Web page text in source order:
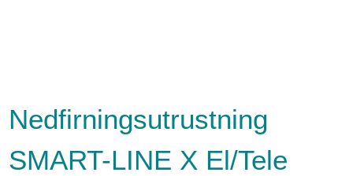
Nedfirningsutrustning
SMART-LINE X El/Tele